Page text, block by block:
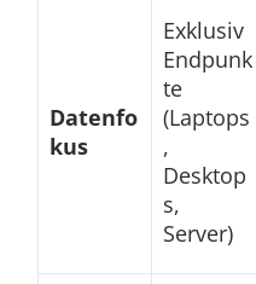
Datenfo
kus
Exklusiv
Endpunk
te
(Laptops
,
Desktop
s,
Server)